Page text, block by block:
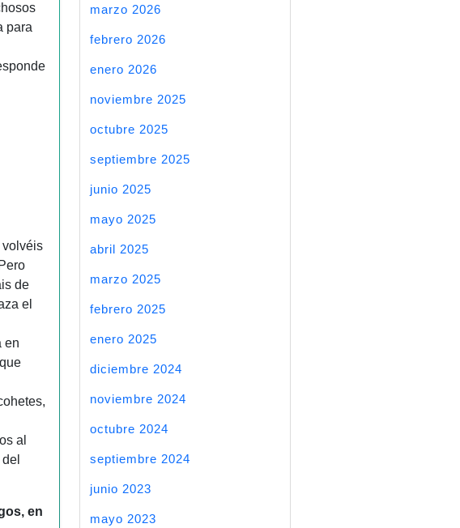
para
volvéis
de
el
en
al
en
marzo 2026
febrero 2026
enero 2026
noviembre 2025
octubre 2025
septiembre 2025
junio 2025
mayo 2025
abril 2025
marzo 2025
febrero 2025
enero 2025
diciembre 2024
noviembre 2024
octubre 2024
septiembre 2024
junio 2023
mayo 2023